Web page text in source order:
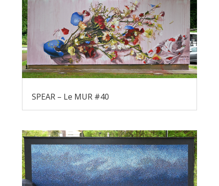
SPEAR – Le MUR #40